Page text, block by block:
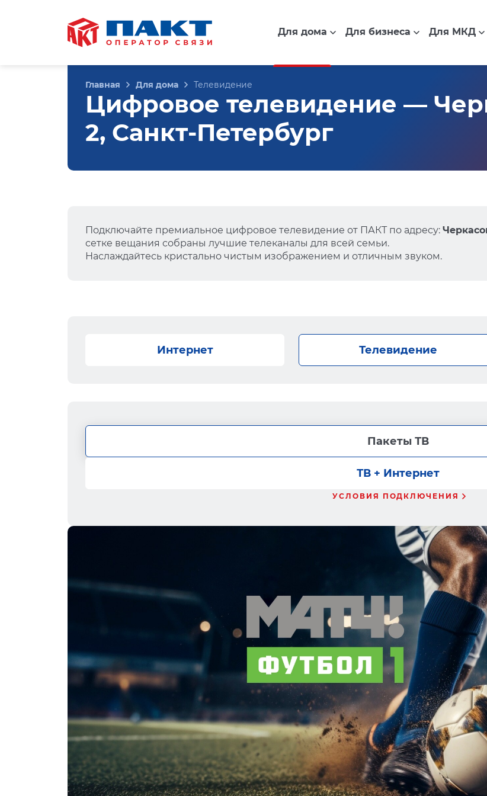
Для дома Для бизнеса Для МКД
Главная Для дома Телевидение
Цифровое телевидение —
2, Санкт-Петербург
Подключайте премиальное цифровое телевидение от ПАКТ по адресу:
сетке вещания собраны лучшие телеканалы для всей семьи.
Наслаждайтесь кристально чистым изображением и отличным звуком.
Интернет Телевидение
Пакеты ТВ
ТВ + Интернет
УСЛОВИЯ ПОДКЛЮЧЕНИЯ